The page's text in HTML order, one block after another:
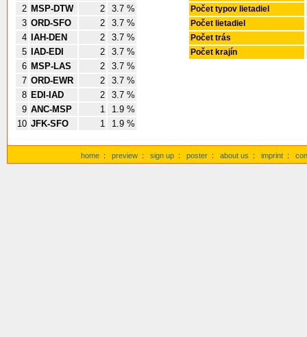
2 MSP-DTW 2
3.7 %
3 ORD-SFO 2
3.7 %
4
IAH-DEN 2
3.7 %
5
IAD-EDI 2
3.7 %
6 MSP-LAS 2
3.7 %
7 ORD-EWR 2
3.7 %
8 EDI-IAD 2
3.7 %
9 ANC-MSP 1
1.9 %
10 JFK-SFO 1 1.9 %
Počet typov lietadiel
Počet lietadiel
Počet trás
Počet krajín
home : preview : sign up : poster : about us : imprint :